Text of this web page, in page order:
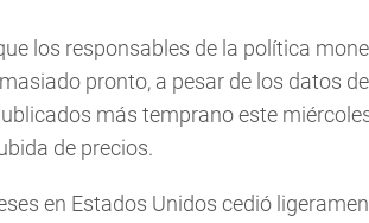
los responsables de la política
pronto, a pesar de los datos
más temprano este
de precios.
en Estados Unidos cedió